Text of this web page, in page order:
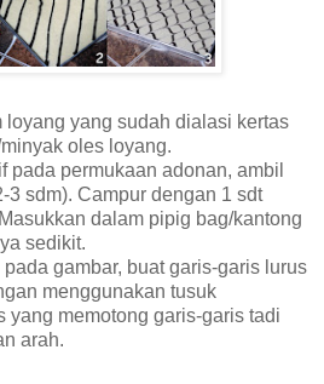
loyang yang sudah dialasi kertas
oles loyang.
pada permukaan adonan, ambil
3 sdm). Campur dengan 1 sdt
dalam pipig bag/kantong
sedikit.
gambar, buat garis-garis lurus
menggunakan tusuk
yang memotong garis-garis tadi
arah.